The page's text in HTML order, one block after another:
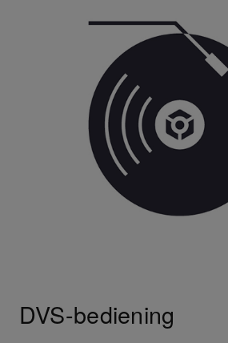
DVS-bediening